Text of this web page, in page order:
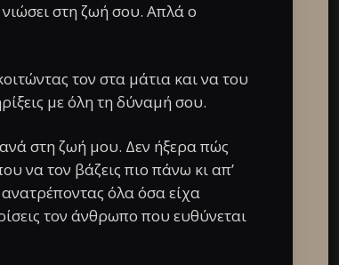
νιώσει στη ζωή σου. Απλά ο
τον στα μάτια και να του
με όλη τη δύναμή σου.
στη ζωή μου. Δεν ήξερα πώς
να τον βάζεις πιο πάνω κι απ’
όλα όσα είχα
τον άνθρωπο που ευθύνεται